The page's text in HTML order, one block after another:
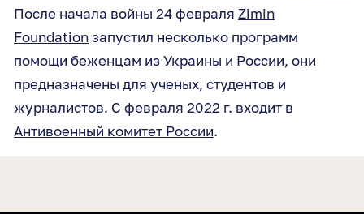
После начала войны 24 февраля Zimin
Foundationзапустил несколько программ
помощи беженцам из Украины и России, они
предназначены для ученых, студентов и
журналистов. С февраля 2022 г. входит в
Антивоенный комитет России.